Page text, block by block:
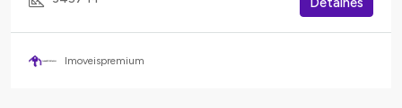
Imoveispremium